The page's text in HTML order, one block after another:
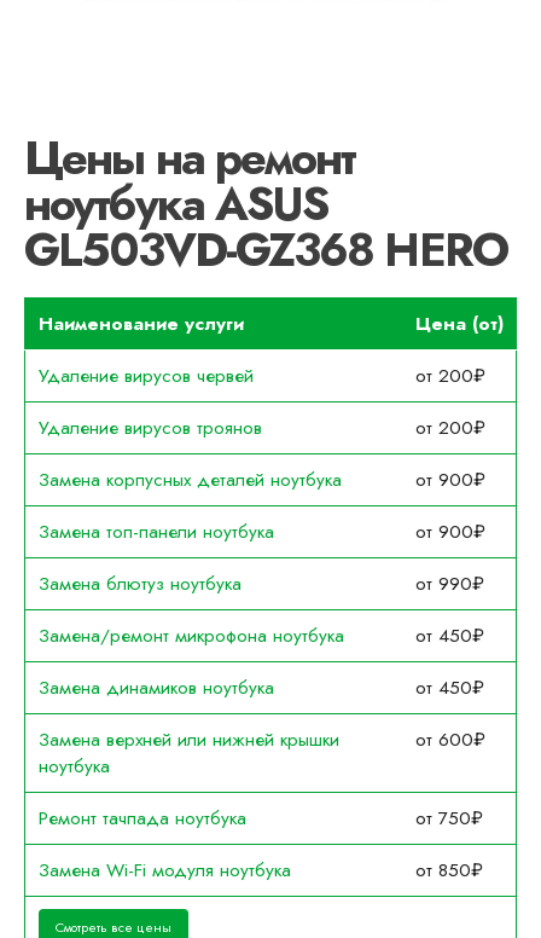
Цены на ремонт
ноутбука ASUS
GL503VD-GZ368 HERO
Наименование услуги
Цена (от)
Удаление вирусов червей
от 200₽
Удаление вирусов троянов
от 200₽
Замена корпусных деталей ноутбука
от 900₽
Замена топ-панели ноутбука
от 900₽
Замена блютуз ноутбука
от 990₽
Замена/ремонт микрофона ноутбука
от 450₽
Замена динамиков ноутбука
от 450₽
Замена верхней или нижней крышки
ноутбука
от 600₽
Ремонт тачпада ноутбука
от 750₽
Замена Wi-Fi модуля ноутбука
от 850₽
Смотреть все цены